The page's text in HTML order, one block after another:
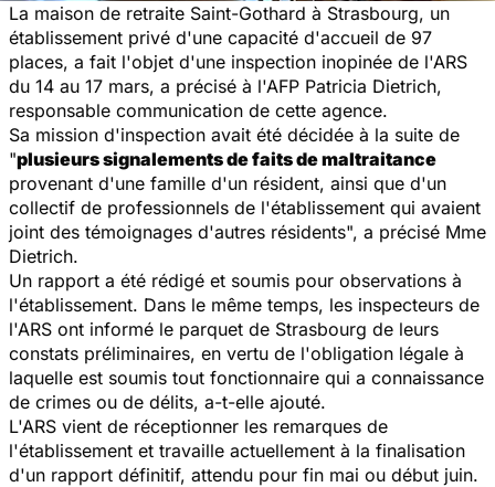
La maison de retraite Saint-Gothard à Strasbourg, un
établissement privé d'une capacité d'accueil de 97
places, a fait l'objet d'une inspection inopinée de l'ARS
du 14 au 17 mars, a précisé à l'AFP Patricia Dietrich,
responsable communication de cette agence.
Sa mission d'inspection avait été décidée à la suite de
"plusieurs signalements de faits de maltraitance
provenant d'une famille d'un résident, ainsi que d'un
collectif de professionnels de l'établissement qui avaient
joint des témoignages d'autres résidents", a précisé Mme
Dietrich.
Un rapport a été rédigé et soumis pour observations à
l'établissement. Dans le même temps, les inspecteurs de
l'ARS ont informé le parquet de Strasbourg de leurs
constats préliminaires, en vertu de l'obligation légale à
laquelle est soumis tout fonctionnaire qui a connaissance
de crimes ou de délits, a-t-elle ajouté.
L'ARS vient de réceptionner les remarques de
l'établissement et travaille actuellement à la finalisation
d'un rapport définitif, attendu pour fin mai ou début juin.